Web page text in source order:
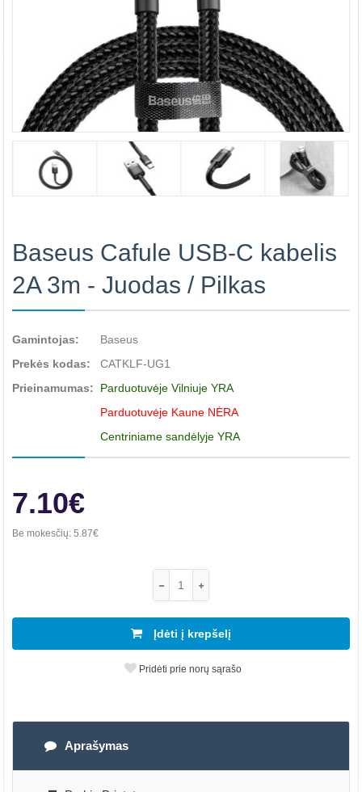
Baseus Cafule USB-C kabelis
2A 3m - Juodas / Pilkas
Gamintojas:
Baseus
Prekės kodas:
CATKLF-UG1
Prieinamumas:
Parduotuvėje Vilniuje YRA
Parduotuvėje Kaune NĖRA
Centriniame sandėlyje YRA
7.10€
Be mokesčių: 5.87€
Įdėti į krepšelį
Pridėti prie norų sąrašo
Aprašymas